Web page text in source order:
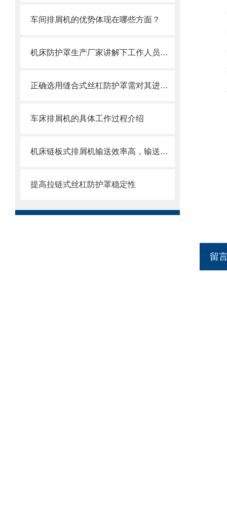
车间排屑机的优势体现在哪些方面？
机床防护罩生产厂家讲解下工作人员操作的时候需要注意的地方
正确选用缝合式丝杠防护罩需对其进行风险评估
车床排屑机的具体工作过程介绍
机床链板式排屑机输送效率高，输送速度选择范围大
提高拉链式丝杠防护罩稳定性
留